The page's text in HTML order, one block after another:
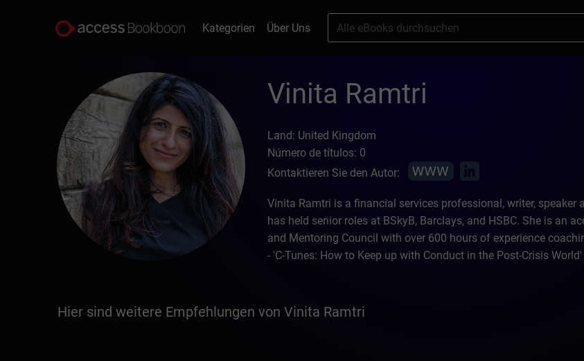
Kategorien Über Uns
Vinita Ramtri
Land: United Kingdom
Número de títulos: 0
Kontaktieren Sie den Autor:
Vinita Ramtri is a financial services professional, writer,
has held senior roles at BSkyB, Barclays, and HSBC. She is an
and Mentoring Council with over 600 hours of experience
- 'C-Tunes: How to Keep up with Conduct in the Post-Crisis
Hier sind weitere Empfehlungen von Vinita Ramtri